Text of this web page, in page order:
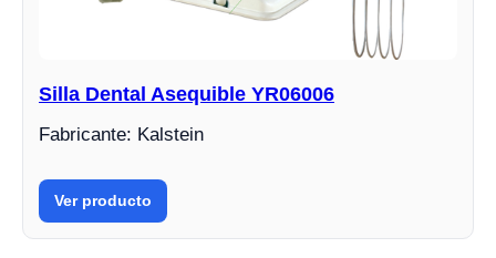
Silla Dental Asequible YR06006
Fabricante: Kalstein
Ver producto